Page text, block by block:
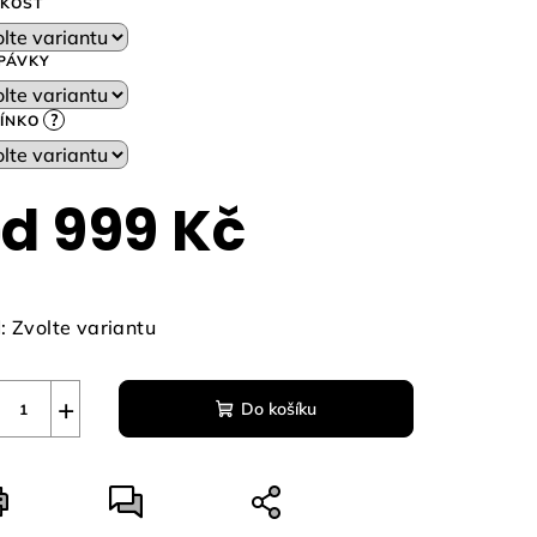
?
999 Kč
Zvolte variantu
+ Do košíku